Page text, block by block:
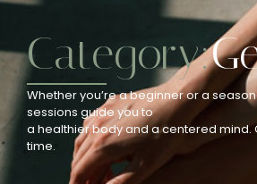
Category:
Whether you’re a beginner or a
sessions guide you to
a healthier body and a centered mind.
time.